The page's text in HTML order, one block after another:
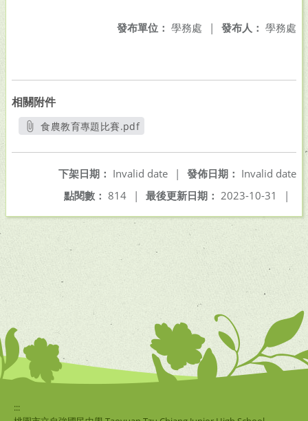
發布人： 學務處
發布單位： 學務處 |
相關附件
食農教育專題比賽.pdf
發佈日期： Invalid date
下架日期： Invalid date
|
最後更新日期： 2023-10-31 |
點閱數： 814 |
:::